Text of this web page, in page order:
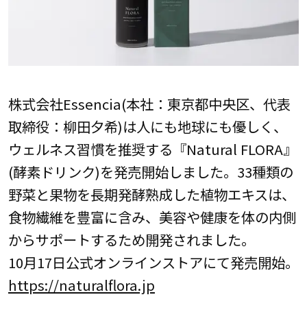
株式会社Essencia(本社：東京都中央区、代表
取締役：柳田夕希)は人にも地球にも優しく、
ウェルネス習慣を推奨する『Natural FLORA』
(酵素ドリンク)を発売開始しました。33種類の
野菜と果物を長期発酵熟成した植物エキスは、
食物繊維を豊富に含み、美容や健康を体の内側
からサポートするため開発されました。
10月17日公式オンラインストアにて発売開始。
https://naturalflora.jp